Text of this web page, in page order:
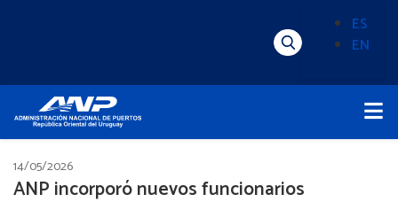
idioma
(Content)
ES
EN
Menú
Principal
14/05/2026
ANP incorporó nuevos funcionarios